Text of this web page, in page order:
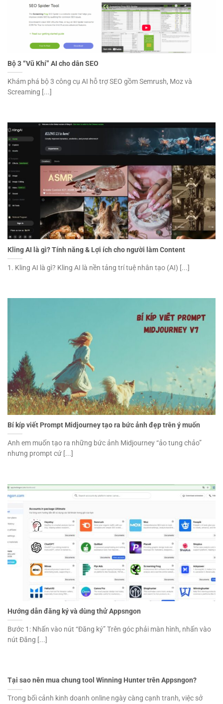
Bộ 3 “Vũ Khí” AI cho dân SEO
Khám phá bộ 3 công cụ AI hỗ trợ SEO gồm Semrush, Moz và
Screaming [...]
Kling AI là gì? Tính năng & Lợi ích cho người làm Content
1. Kling AI là gì? Kling AI là nền tảng trí tuệ nhân tạo (AI) [...]
Bí kíp viết Prompt Midjourney tạo ra bức ảnh đẹp trên ý muốn
Anh em muốn tạo ra những bức ảnh Midjourney “ảo tung chảo”
nhưng prompt cứ [...]
Hướng dẫn đăng ký và dùng thử Appsngon
Bước 1: Nhấn vào nút “Đăng ký” Trên góc phải màn hình, nhấn vào
nút Đăng [...]
Tại sao nên mua chung tool Winning Hunter trên Appsngon?
Trong bối cảnh kinh doanh online ngày càng cạnh tranh, việc sở